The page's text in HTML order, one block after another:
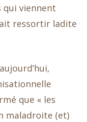
qui viennent
ressortir ladite
que « les
maladroite (et)